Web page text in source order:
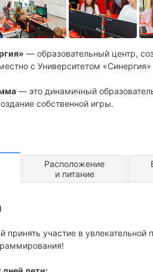
— образовательный центр,
с Университетом
— это динамичный
собственной игры.
Расположение
и питание
принять участие в